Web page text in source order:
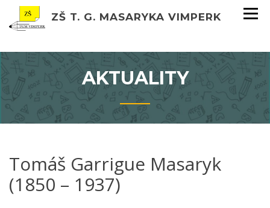
ZŠ T. G. MASARYKA VIMPERK
AKTUALITY
Tomáš Garrigue Masaryk
(1850 – 1937)